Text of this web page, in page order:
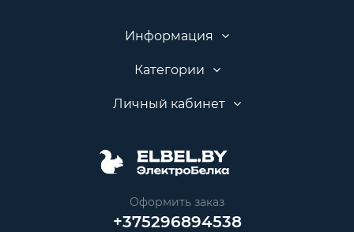
Информация
Категории
Личный кабинет
Оформить заказ
+375296894538